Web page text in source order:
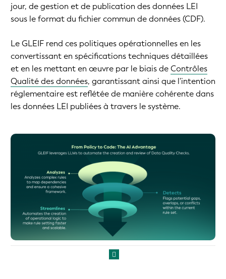
jour, de gestion et de publication des données LEI
sous le format du fichier commun de données (CDF).
Le GLEIF rend ces politiques opérationnelles en les
convertissant en spécifications techniques détaillées
et en les mettant en œuvre par le biais deContrôles
Qualité des données, garantissant ainsi que l'intention
réglementaire est reflétée de manière cohérente dans
les données LEI publiées à travers le système.